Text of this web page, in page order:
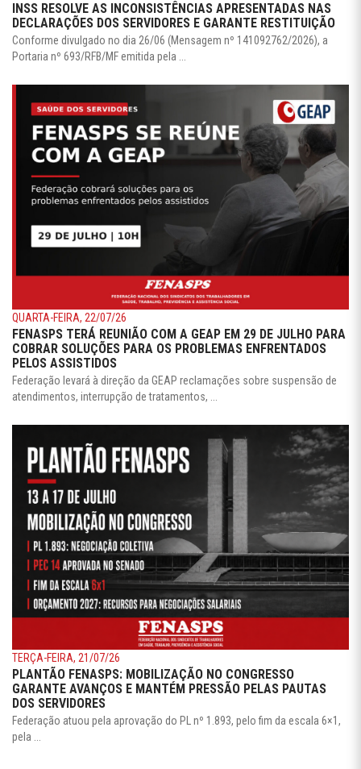
INSS RESOLVE AS INCONSISTÊNCIAS APRESENTADAS NAS
DECLARAÇÕES DOS SERVIDORES E GARANTE RESTITUIÇÃO
Conforme divulgado no dia 26/06 (Mensagem nº 141092762/2026), a
Portaria nº 693/RFB/MF emitida pela ...
QUARTA-FEIRA, 22/07/26
FENASPS TERÁ REUNIÃO COM A GEAP EM 29 DE JULHO PARA
COBRAR SOLUÇÕES PARA OS PROBLEMAS ENFRENTADOS
PELOS ASSISTIDOS
Federação levará à direção da GEAP reclamações sobre suspensão de
atendimentos, interrupção de tratamentos, ...
TERÇA-FEIRA, 21/07/26
PLANTÃO FENASPS: MOBILIZAÇÃO NO CONGRESSO
GARANTE AVANÇOS E MANTÉM PRESSÃO PELAS PAUTAS
DOS SERVIDORES
Federação atuou pela aprovação do PL nº 1.893, pelo fim da escala 6×1,
pela ...